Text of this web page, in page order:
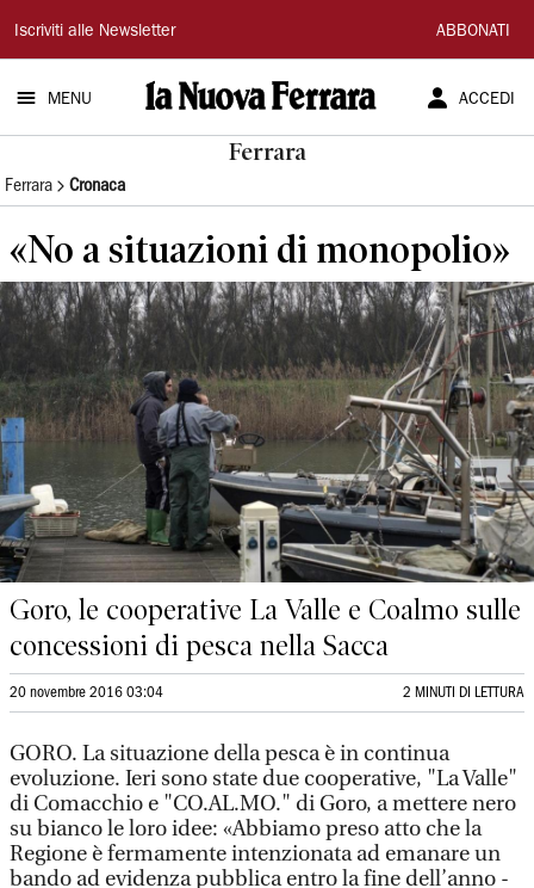
La
Nuova
Ferrara
Iscriviti alle Newsletter ABBONATI
MENU ACCEDI
Ferrara
Ferrara Cronaca
«No a situazioni di monopolio»
Goro, le cooperative La Valle e Coalmo sulle
concessioni di pesca nella Sacca
20 novembre 2016 03:04 2 MINUTI DI LETTURA
GORO. La situazione della pesca è in continua
evoluzione. Ieri sono state due cooperative, "La Valle"
di Comacchio e "CO.AL.MO." di Goro, a mettere nero
su bianco le loro idee: «Abbiamo preso atto che la
Regione è fermamente intenzionata ad emanare un
bando ad evidenza pubblica entro la fine dell’anno -